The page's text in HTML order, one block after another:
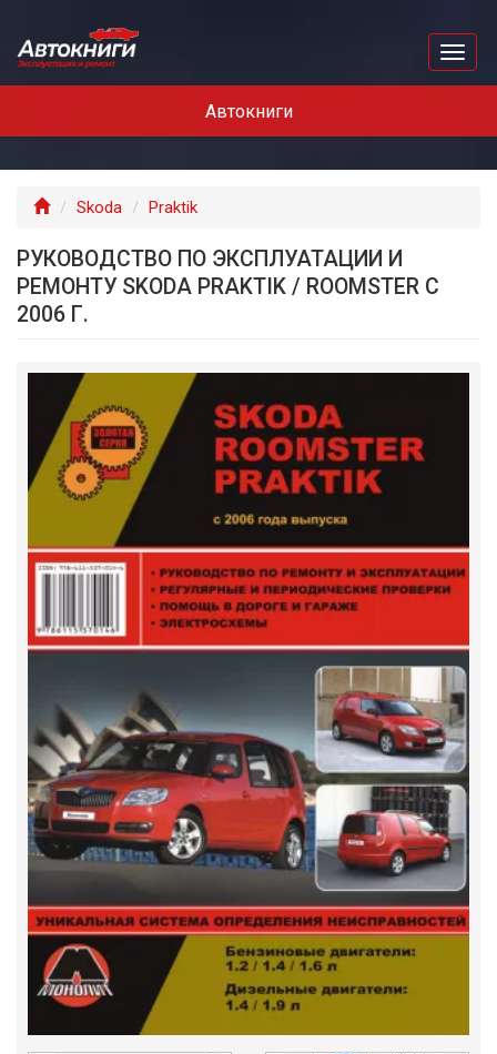
Автокниги
Главная
Skoda Praktik
РУКОВОДСТВО ПО ЭКСПЛУАТАЦИИ И
РЕМОНТУ SKODA PRAKTIK / ROOMSTER С
2006 Г.